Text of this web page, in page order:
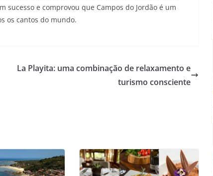
e comprovou que Campos do Jordão é um
os cantos do mundo.
La Playita: uma combinação de relaxamento e
turismo consciente